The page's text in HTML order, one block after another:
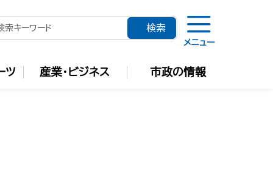
メニュー
ツ 産業・ビジネス 市政の情報